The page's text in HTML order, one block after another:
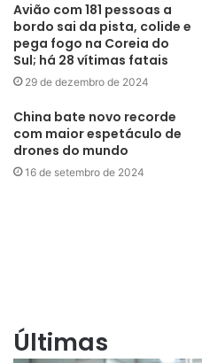
Avião com 181 pessoas a
bordo sai da pista, colide e
pega fogo na Coreia do
Sul; há 28 vítimas fatais
29 de dezembro de 2024
China bate novo recorde
com maior espetáculo de
drones do mundo
16 de setembro de 2024
Últimas